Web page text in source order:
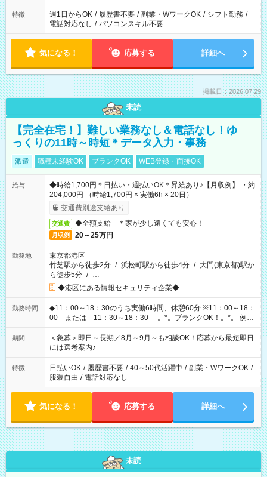
特徴 週1日からOK / 履歴書不要 / 副業・WワークOK / シフト勤務 /
電話対応なし / パソコンスキル不要
気になる！ 応募する 詳細へ
掲載日：2026.07.29
未読
【完全在宅！】難しい業務なし＆電話なし！ゆ
っくりの11時～時短＊データ入力・事務
派遣 職種未経験OK ブランクOK WEB登録・面接OK
給与
◆時給1,700円＊日払い・週払いOK＊昇給あり♪【月収例】 ・約
204,000円 （時給1,700円 × 実働6h × 20日）
交通費別途支給あり
交通費 ◆全額支給 ＊家が少し遠くても安心！
月収例 20～25万円
勤務地
東京都港区
竹芝駅から徒歩2分 / 浜松町駅から徒歩4分 / 大門(東京都)駅か
ら徒歩5分 / …
◆港区にある情報セキュリティ企業◆
勤務時間
◆11：00～18：30のうち実働6時間、休憩60分 ※11：00～18：
00 または 11：30～18：30 。*。ブランクOK！。*。 例え
ば前職が、 在宅/財団法人/事務/コールセンター/受付/販売/カフェ
スタッフ スイーツ販売/ホテルフロント/化粧品販売/など 様々な
業界から入社して活躍されています♪
期間
＜急募＞即日～長期／8月～9月～も相談OK！応募から最短即日
には選考案内♪
特徴 日払いOK / 履歴書不要 / 40～50代活躍中 / 副業・WワークOK /
服装自由 / 電話対応なし
気になる！ 応募する 詳細へ
未読